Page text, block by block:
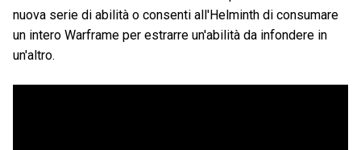
nuova serie di abilità o consenti all'Helminth di consumare
un intero Warframe per estrarre un'abilità da infondere in
un'altro.